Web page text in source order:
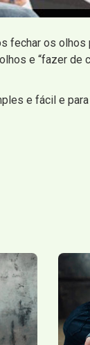
fechar os olhos
e “fazer de
e fácil e